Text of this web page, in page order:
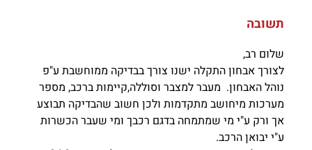
תשובה
שלום רב,
לצורך אבחון התקלה ישנו צורך בבדיקה ממוחשבת ע"פ
נוהל האבחון. מעבר למצבר וסוללה,קיימות ברכב, מספר
מערכות מיחושב מתקדמות ולכן חשוב שהבדיקה תבוצע
אך ורק ע"י מי שמתמחה בדגם רכבך ומי שעבר הכשרות
ע"י יבואן הרכב.